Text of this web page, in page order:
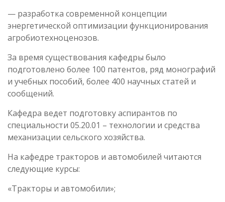
— разработка современной концепции
энергетической оптимизации функционирования
агробиотехноценозов.
За время существования кафедры было
подготовлено более 100 патентов, ряд монографий
и учебных пособий, более 400 научных статей и
сообщений.
Кафедра ведет подготовку аспирантов по
специальности 05.20.01 – технологии и средства
механизации сельского хозяйства.
На кафедре тракторов и автомобилей читаются
следующие курсы:
«Тракторы и автомобили»;